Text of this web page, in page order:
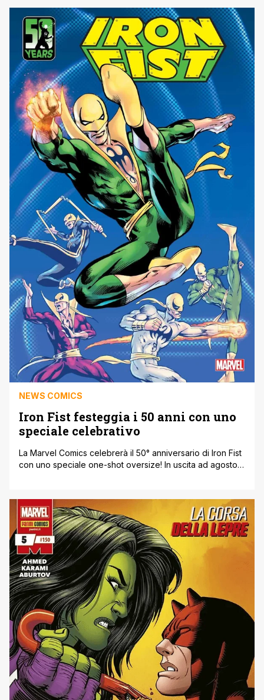
abilità speciali di Iron Fist, Sentry e Hulk. Un set di poteri
che combinati lo rendono sicuramente uno dei
personaggi più potenti di [']
NEWS COMICS
Iron Fist festeggia i 50 anni con uno
speciale celebrativo
La Marvel Comics celebrerà il 50° anniversario di Iron Fist
con uno speciale one-shot oversize! In uscita ad agosto,
arti marziali con una grande varietà di racconti epici. Ricco
di creatori superstar, lo speciale vedrà l'atteso ritorno
dello [']